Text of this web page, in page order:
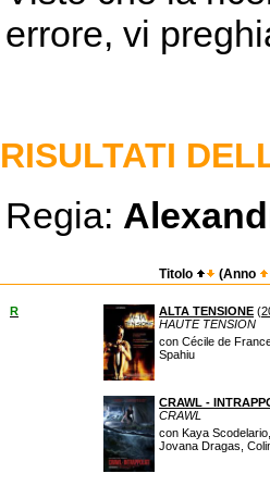
errore, vi
RISULTATI
Regia:
Titolo (Anno
R ALTA TENSIONE (
HAUTE TENSION
con Cécile de
Spahiu
CRAWL -
CRAWL
con Kaya
Jovana Dragas,